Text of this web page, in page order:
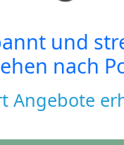
und
nach
Angebote